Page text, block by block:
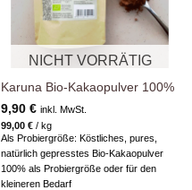
NICHT VORRÄTIG
Karuna Bio-Kakaopulver 100%
9,90 € inkl. MwSt.
99,00 €/ kg
Als Probiergröße: Köstliches, pures,
natürlich gepresstes Bio-Kakaopulver
100% als Probiergröße oder für den
kleineren Bedarf